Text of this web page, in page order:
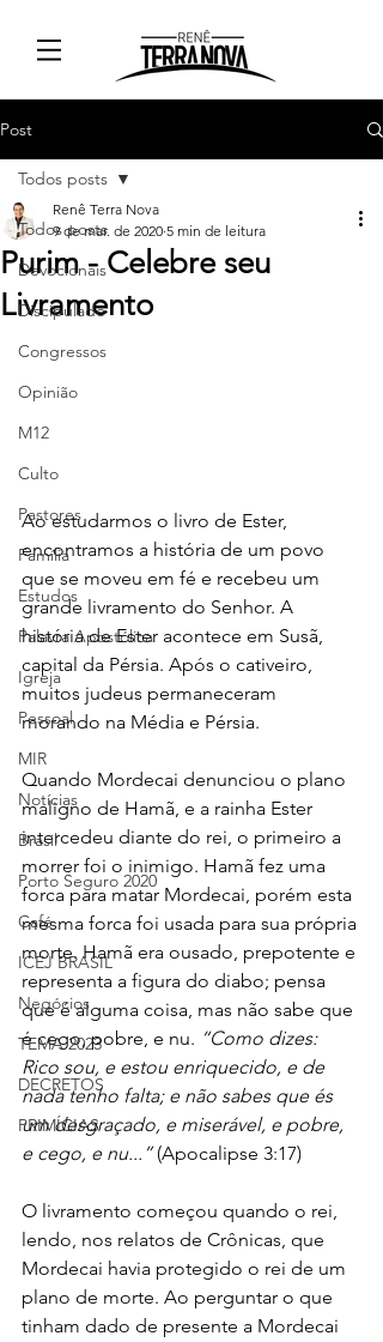
Post
Todos posts
Devocionais
Discipulado
Congressos
Opinião
M12
Culto
Pastores
Família
Estudos
Palavra Apostólica
Igreja
Pessoal
MIR
Notícias
Brasil
Porto Seguro 2020
Café
ICEJ BRASIL
Negócios
TEMA 2023
DECRETOS
PRIMÍCIAS
Todos posts
Purim - Celebre seu
Livramento
Renê Terra Nova
9 de mar. de 2020 5 min de leitura
Ao estudarmos o livro de Ester,
encontramos a história de um povo
que se moveu em fé e recebeu um
grande livramento do Senhor. A
história de Ester acontece em Susã,
capital da Pérsia. Após o cativeiro,
muitos judeus permaneceram
morando na Média e Pérsia.
Quando Mordecai denunciou o plano
maligno de Hamã, e a rainha Ester
intercedeu diante do rei, o primeiro a
morrer foi o inimigo. Hamã fez uma
forca para matar Mordecai, porém esta
mesma forca foi usada para sua própria
morte. Hamã era ousado, prepotente e
representa a figura do diabo; pensa
que é alguma coisa, mas não sabe que
é cego, pobre, e nu. “Como dizes:
Rico sou, e estou enriquecido, e de
nada tenho falta; e não sabes que és
um desgraçado, e miserável, e pobre,
e cego, e nu...” (Apocalipse 3:17)
O livramento começou quando o rei,
lendo, nos relatos de Crônicas, que
Mordecai havia protegido o rei de um
plano de morte. Ao perguntar o que
tinham dado de presente a Mordecai